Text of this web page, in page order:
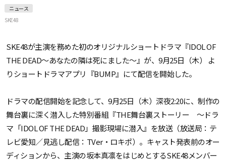
ニュース
SKE48
SKE48が主演を務めた初のオリジナルショートドラマ『IDOL OF
THE DEAD〜あなたの隣は死にました〜』が、9月25日（木） よ
りショートドラマアプリ『BUMP』にて配信を開始した。
ドラマの配信開始を記念して、9月25日（木）深夜2:20に、制作の
舞台裏に深く潜入した特別番組『THE舞台裏ストーリー 〜ドラ
マ「IDOL OF THE DEAD」撮影現場に潜入』を放送（放送局：テ
レビ愛知／見逃し配信：TVer・ロキポ）。キャスト発表前のオー
ディションから、主演の坂本真凛をはじめとするSKE48メンバー